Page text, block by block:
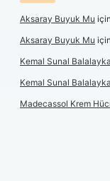
Aksaray Buyuk Mu için
Aksaray Buyuk Mu için
Kemal Sunal
Kemal Sunal
Madecassol Krem